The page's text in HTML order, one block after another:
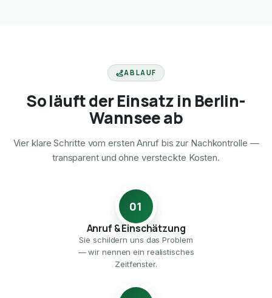
ABLAUF
So läuft der Einsatz in Berlin-
Wannsee ab
Vier klare Schritte vom ersten Anruf bis zur Nachkontrolle —
transparent und ohne versteckte Kosten.
01
Anruf & Einschätzung
Sie schildern uns das Problem
— wir nennen ein realistisches
Zeitfenster.